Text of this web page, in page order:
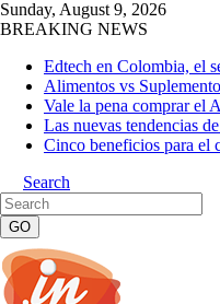
Sunday, August 9, 2026
BREAKING NEWS
Edtech en Colombia, el
Alimentos vs
Vale la pena comprar el
Las nuevas tendencias
Cinco beneficios para el
Search